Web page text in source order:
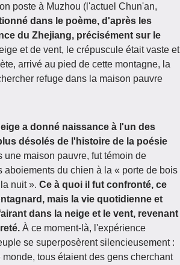
poste à Muzhou (l'actuel Chun'an,
dans le poème, d'après les
du Zhejiang, précisément sur le
et de vent, le crépuscule était vaste et
arrivé au pied de cette montagne, la
refuge dans la maison pauvre
a donné naissance à l'un des
désolés de l'histoire de la poésie
une maison pauvre, fut témoin de
aboiements du chien à la « porte de bois
nuit ». Ce à quoi il fut confronté, ce
mais la vie quotidienne et
dans la neige et le vent, revenant
À ce moment-là, l'expérience
se superposèrent silencieusement :
tous étaient des gens cherchant